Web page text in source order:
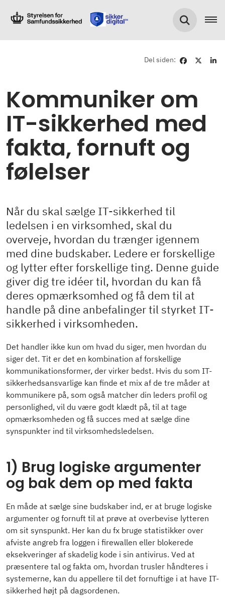
Del siden:
Kommuniker om
IT-sikkerhed med
fakta, fornuft og
følelser
Når du skal sælge IT-sikkerhed til
ledelsen i en virksomhed, skal du
overveje, hvordan du trænger igennem
med dine budskaber. Ledere er forskellige
og lytter efter forskellige ting. Denne guide
giver dig tre idéer til, hvordan du kan få
deres opmærksomhed og få dem til at
handle på dine anbefalinger til styrket IT-
sikkerhed i virksomheden.
Det handler ikke kun om hvad du siger, men hvordan du
siger det. Tit er det en kombination af forskellige
kommunikationsformer, der virker bedst. Hvis du som IT-
sikkerhedsansvarlige kan finde et mix af de tre måder at
kommunikere på, som også matcher din leders profil og
personlighed, vil du være godt klædt på, til at tage
opmærksomheden og få succes med at sælge dine
synspunkter ind til virksomhedsledelsen.
1) Brug logiske argumenter
og bak dem op med fakta
En måde at sælge sine budskaber ind, er at bruge logiske
argumenter og fornuft til at prøve at overbevise lytteren
om sit synspunkt. Her kan du fx bruge statistikker over
afviste angreb fra loggen i firewallen eller blokerede
eksekveringer af skadelig kode i sin antivirus. Ved at
præsentere tal og fakta om, hvordan trusler håndteres i
systemerne, kan du appellere til det fornuftige i at have IT-
sikkerhed højt på dagsordenen.